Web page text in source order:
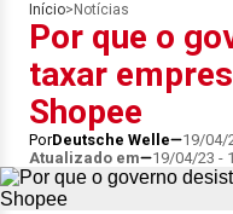
Início> Notícias
Por que o
taxar
Shopee
PorDeutsche Welle 19/04/
Atualizado em
19/04/23 -